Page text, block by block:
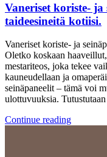
Vaneriset koriste-
taideesineitä kotiisi.
Vaneriset koriste- ja
Oletko koskaan
mestariteos, joka tekee
kauneudellaan ja
seinäpaneelit – tämä voi
ulottuvuuksia.
Continue reading